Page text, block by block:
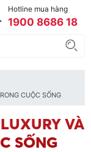
Hotline mua hàng
1900 8686 18
CUỘC SỐNG
VÀ
SỐNG